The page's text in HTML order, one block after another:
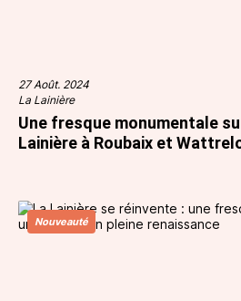
27 Août. 2024
La Lainière
Une fresque monumentale
Lainière à Roubaix et
Nouveauté